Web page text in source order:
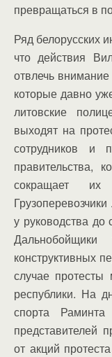
превращаться в
Ряд белорусских
что действия
отвлечь
которые давно
литовские
выходят на
сотрудников и
правительства,
сокращает
у руководства
конструктивных
случае протесты
республики. На
спорта
представителей
от акций